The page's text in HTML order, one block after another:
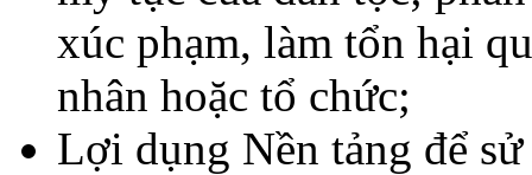
xúc phạm, làm tổn hại
nhân hoặc tổ chức;
Lợi dụng Nền tảng để